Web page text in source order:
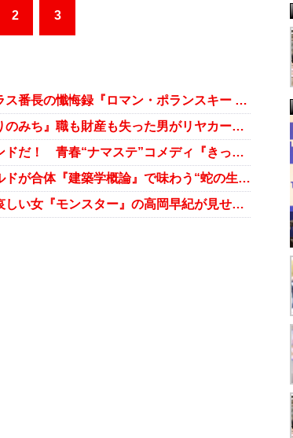
2 3
幸せになるのが怖かった。スキャンダラス番長の懺悔録『ロマン・ポランスキー 初めての告白』
原恵一監督の実写デビュー作『はじまりのみち』職も財産も失った男がリヤカーで運んだものは？
今、情熱大陸より熱いのは映画大国インドだ！ 青春“ナマステ”コメディ『きっと、うまくいく』
「劇的ビフォーアフター」と岩井ワールドが合体『建築学概論』で味わう“蛇の生殺し”感覚！
美しさを求めるあまり“怪物”と化した哀しい女『モンスター』の高岡早紀が見せた女の情念！